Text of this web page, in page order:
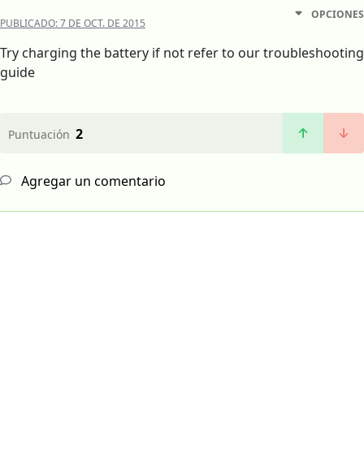
PUBLICADO:7 DE OCT. DE 2015
OPCIONES
Try charging the battery if not refer to our troubleshooting
guide
Puntuación 2
Agregar un comentario